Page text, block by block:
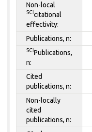
Non-local
SCI citational
effectivity:
Publications, n:
SCI Publications,
n:
Cited
publications, n:
Non-locally
cited
publications, n: